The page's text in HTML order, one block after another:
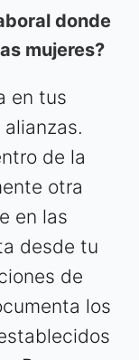
donde
mujeres?
en tus
de la
otra
en las
desde tu
de
los